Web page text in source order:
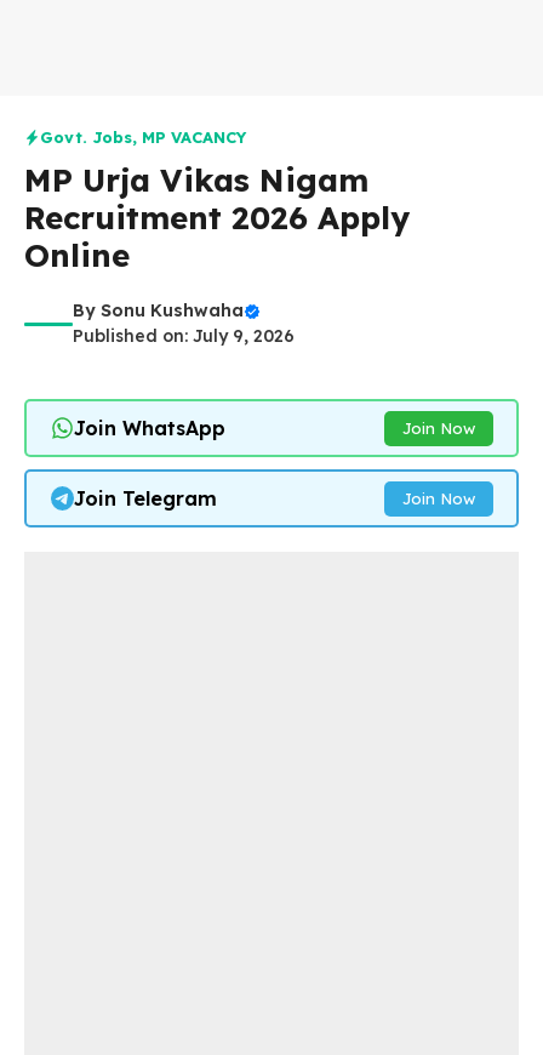
Govt. Jobs, MP VACANCY
MP Urja Vikas Nigam
Recruitment 2026 Apply
Online
By Sonu Kushwaha
Published on: July 9, 2026
Join WhatsApp Join Now
Join Telegram Join Now